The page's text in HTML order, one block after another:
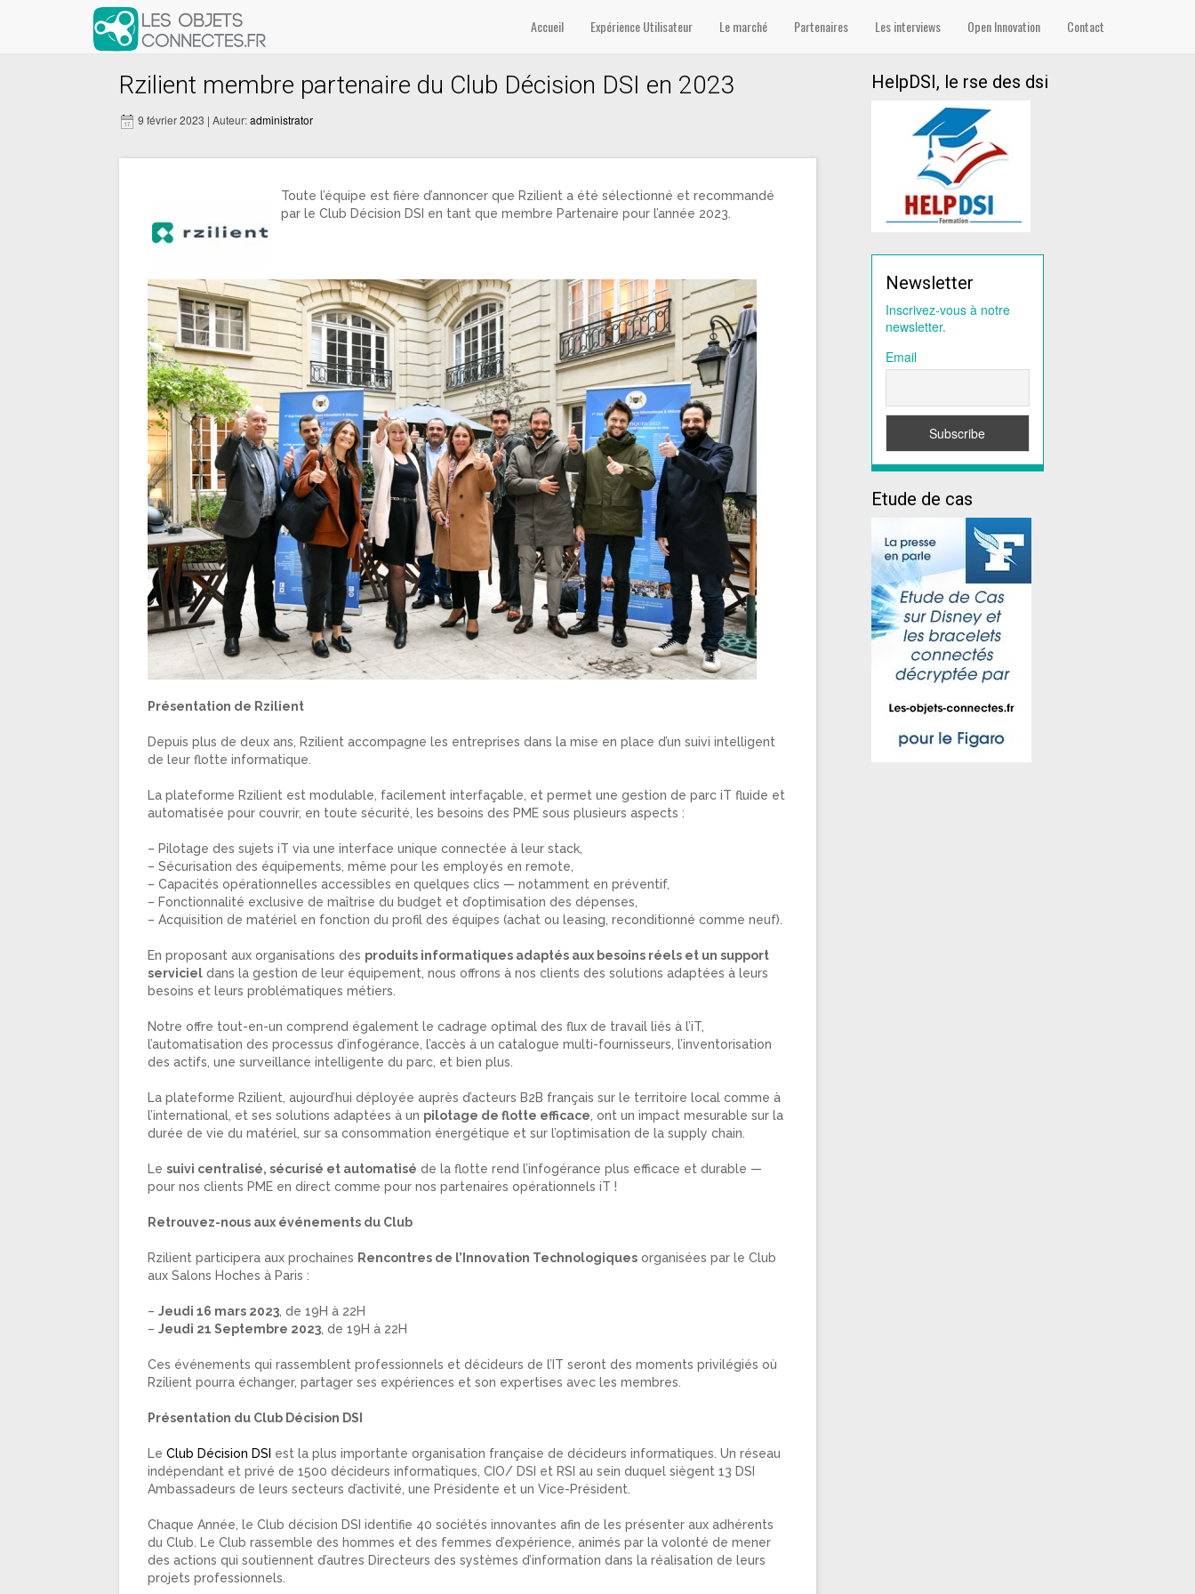
Accueil Expérience Utilisateur Le marché Partenaires Les interviews Open Innovation Contact
Rzilient membre partenaire du Club Décision DSI en 2023
9 février 2023 | Auteur:administrator
Toute l’équipe est fière d’annoncer que Rzilient a été sélectionné et recommandé
par le Club Décision DSI en tant que membre Partenaire pour l’année 2023.
Présentation de Rzilient
Depuis plus de deux ans, Rzilient accompagne les entreprises dans la mise en place d’un suivi intelligent
de leur flotte informatique.
La plateforme Rzilient est modulable, facilement interfaçable, et permet une gestion de parc iT fluide et
automatisée pour couvrir, en toute sécurité, les besoins des PME sous plusieurs aspects :
– Pilotage des sujets iT via une interface unique connectée à leur stack,
– Sécurisation des équipements, même pour les employés en remote,
– Capacités opérationnelles accessibles en quelques clics — notamment en préventif,
– Fonctionnalité exclusive de maîtrise du budget et d’optimisation des dépenses,
– Acquisition de matériel en fonction du profil des équipes (achat ou leasing, reconditionné comme neuf).
En proposant aux organisations des produits informatiques adaptés aux besoins réels et un support
serviciel dans la gestion de leur équipement, nous offrons à nos clients des solutions adaptées à leurs
besoins et leurs problématiques métiers.
Notre offre tout-en-un comprend également le cadrage optimal des flux de travail liés à l’iT,
l’automatisation des processus d’infogérance, l’accès à un catalogue multi-fournisseurs, l’inventorisation
des actifs, une surveillance intelligente du parc, et bien plus.
La plateforme Rzilient, aujourd’hui déployée auprès d’acteurs B2B français sur le territoire local comme à
l’international, et ses solutions adaptées à un pilotage de flotte efficace , ont un impact mesurable sur la
durée de vie du matériel, sur sa consommation énergétique et sur l’optimisation de la supply chain.
Le suivi centralisé, sécurisé et automatisé de la flotte rend l’infogérance plus efficace et durable —
pour nos clients PME en direct comme pour nos partenaires opérationnels iT !
Retrouvez-nous aux événements du Club
Rzilient participera aux prochaines Rencontres de l’Innovation Technologiques organisées par le Club
aux Salons Hoches à Paris :
– Jeudi 16 mars 2023 , de 19H à 22H
– Jeudi 21 Septembre 2023 , de 19H à 22H
Ces événements qui rassemblent professionnels et décideurs de l’IT seront des moments privilégiés où
Rzilient pourra échanger, partager ses expériences et son expertises avec les membres.
Présentation du Club Décision DSI
Le Club Décision DSI est la plus importante organisation française de décideurs informatiques. Un réseau
indépendant et privé de 1500 décideurs informatiques, CIO/ DSI et RSI au sein duquel siègent 13 DSI
Ambassadeurs de leurs secteurs d’activité, une Présidente et un Vice-Président.
Chaque Année, le Club décision DSI identifie 40 sociétés innovantes afin de les présenter aux adhérents
du Club. Le Club rassemble des hommes et des femmes d’expérience, animés par la volonté de mener
des actions qui soutiennent d’autres Directeurs des systèmes d’information dans la réalisation de leurs
projets professionnels.
HelpDSI, le rse des dsi
Newsletter
Inscrivez-vous à notre
newsletter.
Email
Etude de cas